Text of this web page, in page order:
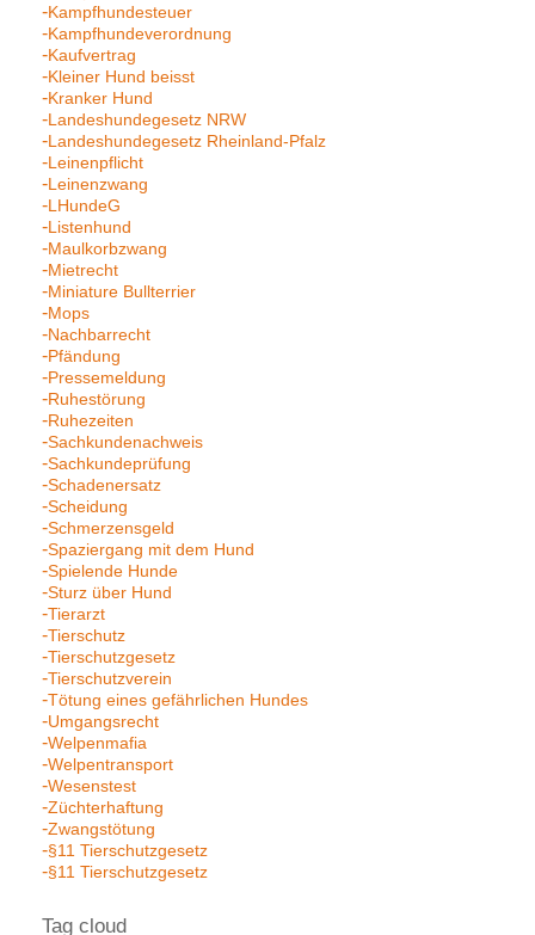
Kampfhundesteuer
Kampfhundeverordnung
Kaufvertrag
Kleiner Hund beisst
Kranker Hund
Landeshundegesetz NRW
Landeshundegesetz Rheinland-Pfalz
Leinenpflicht
Leinenzwang
LHundeG
Listenhund
Maulkorbzwang
Mietrecht
Miniature Bullterrier
Mops
Nachbarrecht
Pfändung
Pressemeldung
Ruhestörung
Ruhezeiten
Sachkundenachweis
Sachkundeprüfung
Schadenersatz
Scheidung
Schmerzensgeld
Spaziergang mit dem Hund
Spielende Hunde
Sturz über Hund
Tierarzt
Tierschutz
Tierschutzgesetz
Tierschutzverein
Tötung eines gefährlichen Hundes
Umgangsrecht
Welpenmafia
Welpentransport
Wesenstest
Züchterhaftung
Zwangstötung
§11 Tierschutzgesetz
§11 Tierschutzgesetz